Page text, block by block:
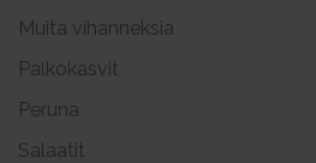
Muita vihanneksia
Palkokasvit
Peruna
Salaatit